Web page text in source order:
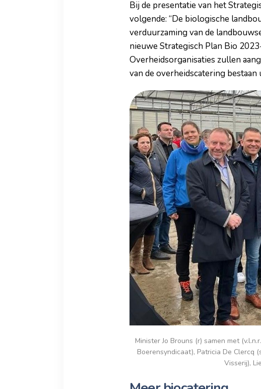
Bij de presentatie van het
volgende: “De biologische
verduurzaming van de
nieuwe Strategisch Plan Bio
Overheidsorganisaties zullen
van de overheidscatering bestaan
Minister Jo Brouns (r) samen met
Boerensyndicaat), Patricia De Clercq
Visserij),